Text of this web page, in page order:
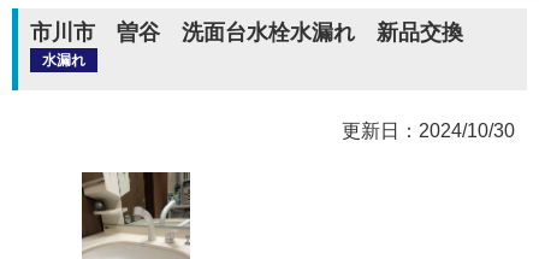
市川市 曽谷 洗面台水栓水漏れ 新品交換
水漏れ
更新日：2024/10/30